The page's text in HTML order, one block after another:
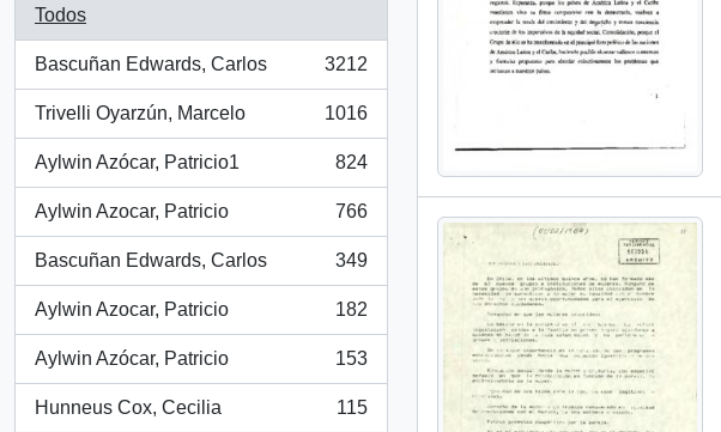
Todos
Bascuñan Edwards, Carlos
, 3212 resultados
3212
Trivelli Oyarzún, Marcelo
, 1016 resultados
1016
Aylwin Azócar, Patricio1
, 824 resultados
824
Aylwin Azocar, Patricio
, 766 resultados
766
Bascuñan Edwards, Carlos
, 349 resultados
349
Aylwin Azocar, Patricio
, 182 resultados
182
Aylwin Azócar, Patricio
, 153 resultados
153
Hunneus Cox, Cecilia
, 115 resultados
115